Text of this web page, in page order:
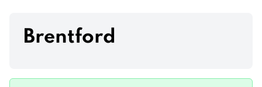
Brentford